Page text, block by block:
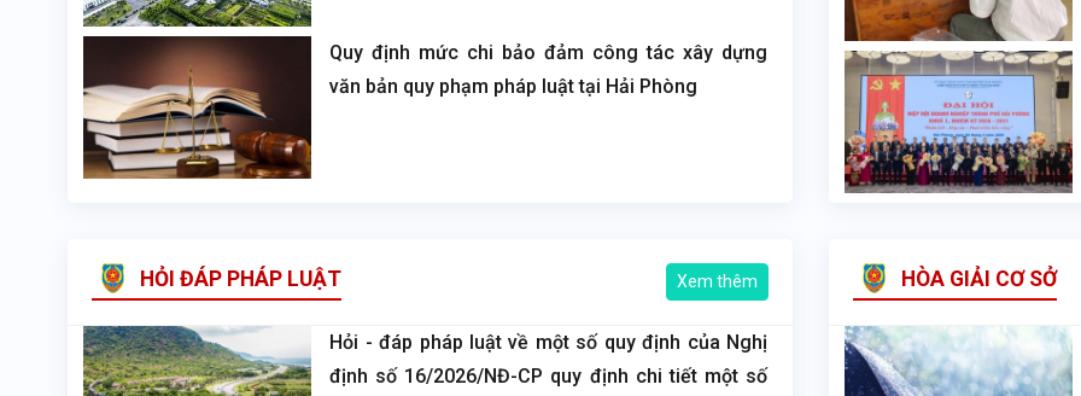
Quy định mức chi bảo đảm công tác xây dựng
văn bản quy phạm pháp luật tại Hải Phòng
HỎI ĐÁP PHÁP LUẬT Xem thêm
Hỏi - đáp pháp luật về một số quy định của Nghị
định số 16/2026/NĐ-CP quy định chi tiết một số
HÒA GIẢI CƠ SỞ